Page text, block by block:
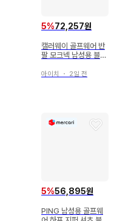
5%72,257원
캘러웨이 골프웨어 반
팔 모크넥 남성용 블랙
아이치 ・ 2일 전
5%56,895원
PING 남성용 골프웨